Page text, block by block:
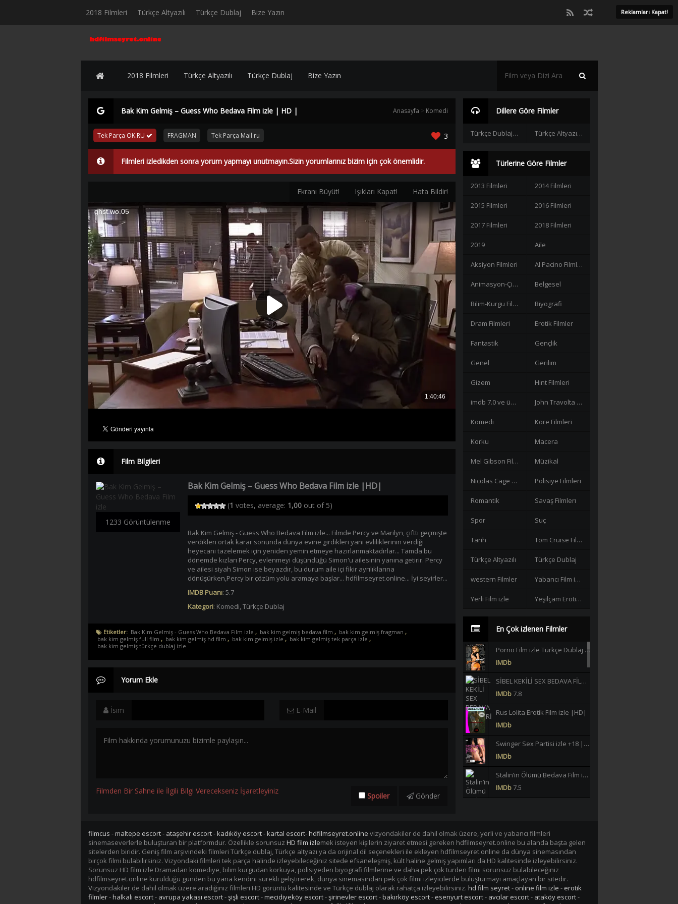
2018 Filmleri Türkçe Altyazılı Türkçe Dublaj Bize Yazın Reklamları Kapat!
2018 Filmleri Türkçe Altyazılı Türkçe Dublaj Bize Yazın
Bak Kim Gelmiş – Guess Who Bedava Film izle | HD | Anasayfa > Komedi
Tek Parça OK.RU FRAGMAN Tek Parça Mail.ru 3
Filmleri izledikden sonra yorum yapmayı unutmayın.Sizin yorumlarınız bizim için çok önemlidir.
Hata Bildir!
Işıkları Kapat!
Ekranı Büyüt!
Film Bilgileri
1233 Görüntülenme
Bak Kim Gelmiş – Guess Who Bedava Film izle |HD|
(1 votes, average: 1,00out of 5)
Bak Kim Gelmiş - Guess Who Bedava Film izle... Filmde Percy ve Marilyn, çiftti geçmişte
verdikleri ortak karar sonunda dünya evine girdikleri yanı evliliklerinin verdiği
heyecanı tazelemek için yeniden yemin etmeye hazırlanmaktadırlar... Tamda bu
dönemde kızları Percy, evlenmeyi düşündüğü Simon'u ailesinin yanına getirir. Percy
ve ailesi siyah Simon ise beyazdır, bu durum aile içi fikir ayrılıklarına
dönüşürken,Percy bir çözüm yolu aramaya başlar... hdfilmseyret.online... İyi seyirler...
IMDB Puanı: 5.7
Kategori: Komedi,Türkçe Dublaj
Etiketler: Bak Kim Gelmiş - Guess Who Bedava Film izle , bak kim gelmiş bedava film , bak kim gelmiş fragman ,
bak kim gelmiş full film , bak kim gelmiş hd film , bak kim gelmiş izle , bak kim gelmiş tek parça izle ,
bak kim gelmiş türkçe dublaj izle
Yorum Ekle
İsim E-Mail
Filmden Bir Sahne ile İlgili Bilgi Verecekseniz İşaretleyiniz
Spoiler Gönder
Dillere Göre Filmler
Türkçe Dublaj Filmler Türkçe Altyazılı Filmler
Türlerine Göre Filmler
2013 Filmleri 2014 Filmleri
2015 Filmleri 2016 Filmleri
2017 Filmleri 2018 Filmleri
2019 Aile
Aksiyon Filmleri Al Pacino Filmleri
Animasyon-Çizgi Filmler Belgesel
Bilim-Kurgu Filmleri Biyografi
Dram Filmleri Erotik Filmler
Fantastik Gençlik
Genel Gerilim
Gizem Hint Filmleri
imdb 7.0 ve üzeri filmler John Travolta Filmleri
Komedi Kore Filmleri
Korku Macera
Mel Gibson Filmleri Müzikal
Nicolas Cage Filmleri Polisiye Filmleri
Romantik Savaş Filmlerı
Spor Suç
Tarih Tom Cruise Filmleri izle
Türkçe Altyazılı Türkçe Dublaj
western Filmler Yabancı Film izle
Yerli Film izle Yeşilçam Erotik +18
En Çok izlenen Filmler
Porno Film izle Türkçe Dublaj +18 |HD|
IMDb
SİBEL KEKİLİ SEX BEDAVA FİLMLERİ İZLE |HD|
IMDb7.8
Rus Lolita Erotik Film izle |HD|
IMDb
Swinger Sex Partisi izle +18 |HD|
IMDb
Stalin’in Ölümü Bedava Film izle |HD|
IMDb7.5
IMDb -/10
IMDb
filmcus -maltepe escort- ataşehir escort-kadıköy escort-kartal escort-hdfilmseyret.online vizyondakiler de dahil olmak üzere, yerli ve yabancı filmleri
sinemaseverlerle buluşturan bir platformdur. Özellikle sorunsuz HD film izlemek isteyen kişilerin ziyaret etmesi gereken hdfilmseyret.online bu alanda başta gelen
sitelerden biridir. Geniş film arşivindeki filmleri Türkçe dublaj, Türkçe altyazı ya da orijinal dil seçenekleri ile ekleyen hdfilmseyret.online da dünya sinemasından
birçok filmi bulabilirsiniz. Vizyondaki filmleri tek parça halinde izleyebileceğiniz sitede efsaneleşmiş, kült haline gelmiş yapımları da HD kalitesinde izleyebilirsiniz.
Sorunsuz HD film izle Dramadan komediye, bilim kurgudan korkuya, polisiyeden biyografi filmlerine ve daha pek çok türden filmi sorunsuz bulabileceğiniz
hdfilmseyret.online kurulduğu günden bu yana kendini sürekli geliştirerek, dünya sinemasından pek çok filmi izleyicilerde buluşturmayı amaçlayan bir sitedir.
Vizyondakiler de dahil olmak üzere aradığınız filmleri HD görüntü kalitesinde ve Türkçe dublaj olarak rahatça izleyebilirsiniz. hd film seyret- online film izle - erotik
filmler-halkalı escort- avrupa yakası escort-şişli escort-mecidiyeköy escort-şirinevler escort-bakırköy escort- esenyurt escort- avcılar escort- ataköy escort-